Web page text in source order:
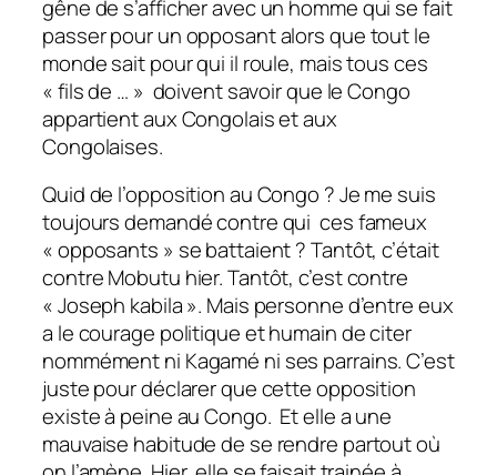
gêne de s’afficher avec un homme qui se fait
passer pour un opposant alors que tout le
monde sait pour qui il roule, mais tous ces
« fils de … » doivent savoir que le Congo
appartient aux Congolais et aux
Congolaises.
Quid de l’opposition au Congo ? Je me suis
toujours demandé contre qui ces fameux
« opposants » se battaient ? Tantôt, c’était
contre Mobutu hier. Tantôt, c’est contre
« Joseph kabila ». Mais personne d’entre eux
a le courage politique et humain de citer
nommément ni Kagamé ni ses parrains. C’est
juste pour déclarer que cette opposition
existe à peine au Congo. Et elle a une
mauvaise habitude de se rendre partout où